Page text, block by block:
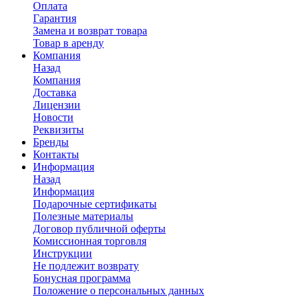
Оплата
Гарантия
Замена и возврат товара
Товар в аренду
Компания
Назад
Компания
Доставка
Лицензии
Новости
Реквизиты
Бренды
Контакты
Информация
Назад
Информация
Подарочные сертификаты
Полезные материалы
Договор публичной оферты
Комиссионная торговля
Инструкции
Не подлежит возврату
Бонусная программа
Положение о персональных данных